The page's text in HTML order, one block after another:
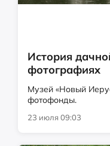
История
фотографиях
Музей «Новый
фотофонды.
23 июля 09:03